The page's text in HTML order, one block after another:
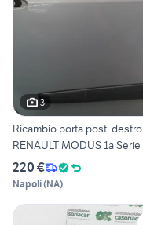
3
Ricambio porta post. destro
RENAULT MODUS 1a Serie
220 €
Napoli(NA)